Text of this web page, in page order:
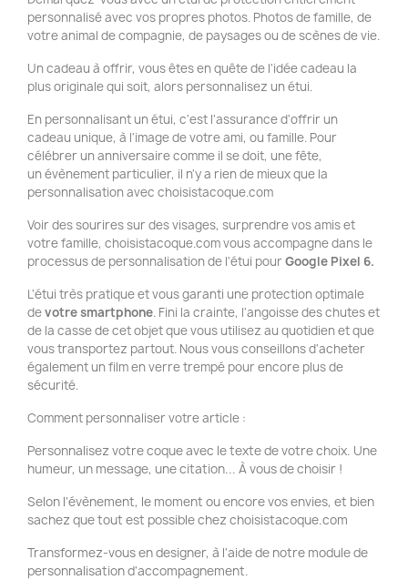
personnalisé avec vos propres photos. Photos de famille, de
votre animal de compagnie, de paysages ou de scènes de vie.
Un cadeau à offrir, vous êtes en quête de l'idée cadeau la
plus originale qui soit, alors personnalisez un étui.
En personnalisant un étui, c'est l'assurance d'offrir un
cadeau unique, à l'image de votre ami, ou famille. Pour
célébrer un anniversaire comme il se doit, une fête,
un évènement particulier, il n'y a rien de mieux que la
personnalisation avec choisistacoque.com
Voir des sourires sur des visages, surprendre vos amis et
votre famille, choisistacoque.com vous accompagne dans le
processus de personnalisation de l'étui pour Google Pixel 6.
L'étui très pratique et vous garanti une protection optimale
devotre smartphone. Fini la crainte, l'angoisse des chutes et
de la casse de cet objet que vous utilisez au quotidien et que
vous transportez partout. Nous vous conseillons d'acheter
également un film en verre trempé pour encore plus de
sécurité.
Comment personnaliser votre article :
Personnalisez votre coque avec le texte de votre choix. Une
humeur, un message, une citation... À vous de choisir !
Selon l'évènement, le moment ou encore vos envies, et bien
sachez que tout est possible chez choisistacoque.com
Transformez-vous en designer, à l'aide de notre module de
personnalisation d'accompagnement.